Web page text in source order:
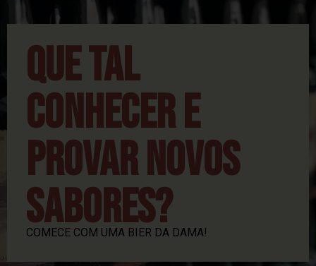
QUE TAL
CONHECER E
PROVAR NOVOS
SABORES?
COMECE COM UMA BIER DA DAMA!